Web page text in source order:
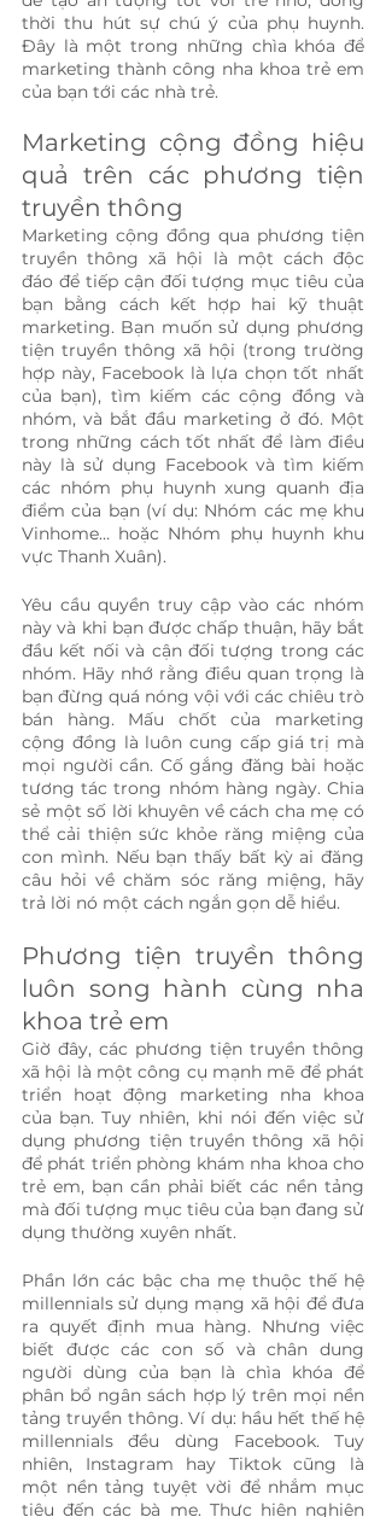
thời thu hút sự chú ý của phụ huynh.
Đây là một trong những chìa khóa để
marketing thành công nha khoa trẻ em
của bạn tới các nhà trẻ.
Marketing cộng đồng hiệu
quả trên các phương tiện
truyền thông
Marketing cộng đồng qua phương tiện
truyền thông xã hội là một cách độc
đáo để tiếp cận đối tượng mục tiêu của
bạn bằng cách kết hợp hai kỹ thuật
marketing. Bạn muốn sử dụng phương
tiện truyền thông xã hội (trong trường
hợp này, Facebook là lựa chọn tốt nhất
của bạn), tìm kiếm các cộng đồng và
nhóm, và bắt đầu marketing ở đó. Một
trong những cách tốt nhất để làm điều
này là sử dụng Facebook và tìm kiếm
các nhóm phụ huynh xung quanh địa
điểm của bạn (ví dụ: Nhóm các mẹ khu
Vinhome… hoặc Nhóm phụ huynh khu
vực Thanh Xuân).
Yêu cầu quyền truy cập vào các nhóm
này và khi bạn được chấp thuận, hãy bắt
đầu kết nối và cận đối tượng trong các
nhóm. Hãy nhớ rằng điều quan trọng là
bạn đừng quá nóng vội với các chiêu trò
bán hàng. Mấu chốt của marketing
cộng đồng là luôn cung cấp giá trị mà
mọi người cần. Cố gắng đăng bài hoặc
tương tác trong nhóm hàng ngày. Chia
sẻ một số lời khuyên về cách cha mẹ có
thể cải thiện sức khỏe răng miệng của
con mình. Nếu bạn thấy bất kỳ ai đăng
câu hỏi về chăm sóc răng miệng, hãy
trả lời nó một cách ngắn gọn dễ hiểu.
Phương tiện truyền thông
luôn song hành cùng nha
khoa trẻ em
Giờ đây, các phương tiện truyền thông
xã hội là một công cụ mạnh mẽ để phát
triển hoạt động marketing nha khoa
của bạn. Tuy nhiên, khi nói đến việc sử
dụng phương tiện truyền thông xã hội
để phát triển phòng khám nha khoa cho
trẻ em, bạn cần phải biết các nền tảng
mà đối tượng mục tiêu của bạn đang sử
dụng thường xuyên nhất.
Phần lớn các bậc cha mẹ thuộc thế hệ
millennials sử dụng mạng xã hội để đưa
ra quyết định mua hàng. Nhưng việc
biết được các con số và chân dung
người dùng của bạn là chìa khóa để
phân bổ ngân sách hợp lý trên mọi nền
tảng truyền thông. Ví dụ: hầu hết thế hệ
millennials đều dùng Facebook. Tuy
nhiên, Instagram hay Tiktok cũng là
một nền tảng tuyệt vời để nhắm mục
tiêu đến các bà mẹ. Thực hiện nghiên